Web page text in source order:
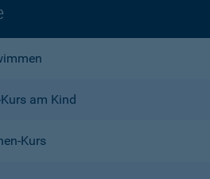
am Kind
Kurs